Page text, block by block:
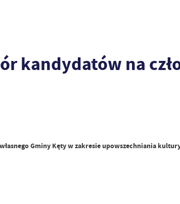
kandydatów na
Gminy Kęty w zakresie upowszechniania